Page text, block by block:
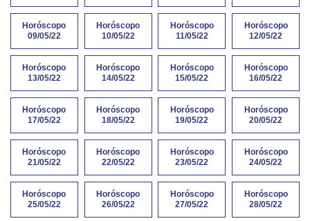
Horóscopo
09/05/22
Horóscopo
10/05/22
Horóscopo
11/05/22
Horóscopo
12/05/22
Horóscopo
13/05/22
Horóscopo
14/05/22
Horóscopo
15/05/22
Horóscopo
16/05/22
Horóscopo
17/05/22
Horóscopo
18/05/22
Horóscopo
19/05/22
Horóscopo
20/05/22
Horóscopo
21/05/22
Horóscopo
22/05/22
Horóscopo
23/05/22
Horóscopo
24/05/22
Horóscopo
25/05/22
Horóscopo
26/05/22
Horóscopo
27/05/22
Horóscopo
28/05/22